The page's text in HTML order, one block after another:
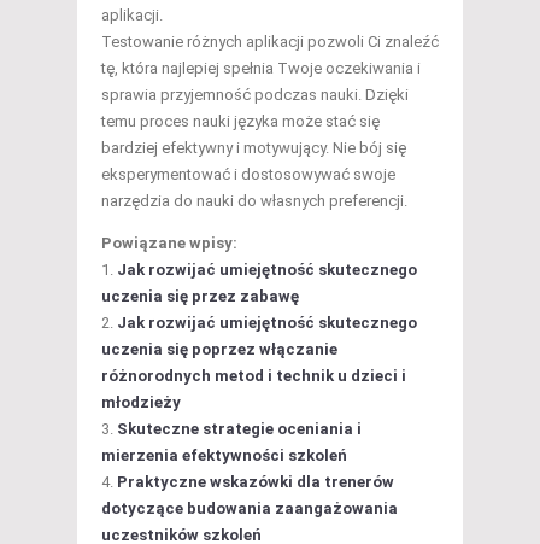
aplikacji.
Testowanie różnych aplikacji pozwoli Ci znaleźć
tę, która najlepiej spełnia Twoje oczekiwania i
sprawia przyjemność podczas nauki. Dzięki
temu proces nauki języka może stać się
bardziej efektywny i motywujący. Nie bój się
eksperymentować i dostosowywać swoje
narzędzia do nauki do własnych preferencji.
Powiązane wpisy:
Jak rozwijać umiejętność skutecznego
uczenia się przez zabawę
Jak rozwijać umiejętność skutecznego
uczenia się poprzez włączanie
różnorodnych metod i technik u dzieci i
młodzieży
Skuteczne strategie oceniania i
mierzenia efektywności szkoleń
Praktyczne wskazówki dla trenerów
dotyczące budowania zaangażowania
uczestników szkoleń